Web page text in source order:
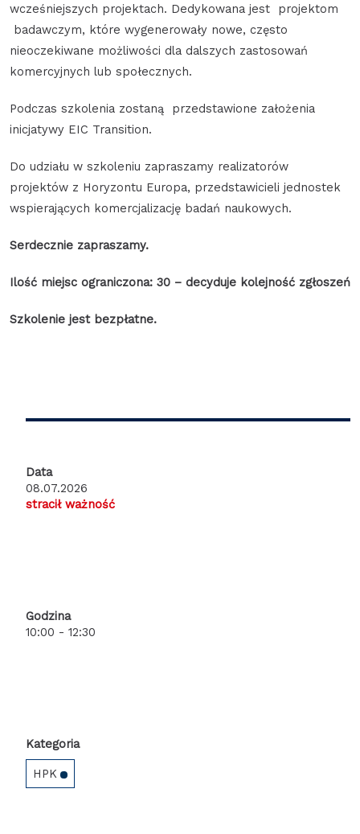
wcześniejszych projektach. Dedykowana jest projektom
badawczym, które wygenerowały nowe, często
nieoczekiwane możliwości dla dalszych zastosowań
komercyjnych lub społecznych.
Podczas szkolenia zostaną przedstawione założenia
inicjatywy EIC Transition.
Do udziału w szkoleniu zapraszamy realizatorów
projektów z Horyzontu Europa, przedstawicieli jednostek
wspierających komercjalizację badań naukowych.
Serdecznie zapraszamy.
Ilość miejsc ograniczona: 30 – decyduje kolejność zgłoszeń
Szkolenie jest bezpłatne.
Data
08.07.2026
stracił ważność
Godzina
10:00 - 12:30
Kategoria
HPK